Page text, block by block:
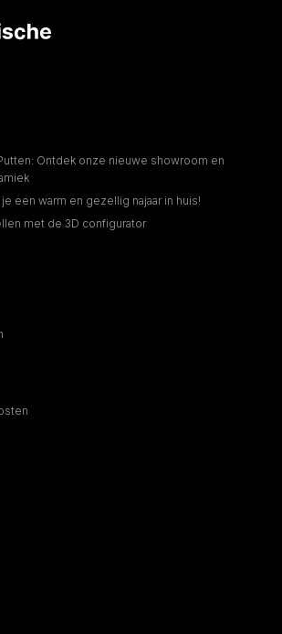
Ontdek onze nieuwe showroom en
een warm en gezellig najaar in huis!
met de 3D configurator